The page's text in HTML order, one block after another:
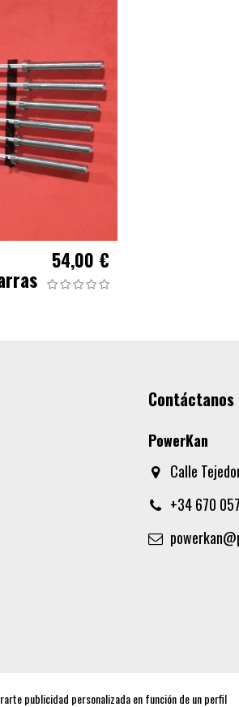
54,00 €
Contáctanos
PowerKan
Calle
+34 670
publicidad personalizada en función de un perfil